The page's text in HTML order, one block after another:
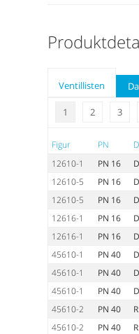
Ventillisten
1 2 3
Figur PN
12610-1 PN 16
12610-5
PN 16
12610-5
PN 16
12616-1
PN 16
12616-1
PN 16
45610-1
PN 40
45610-1
PN 40
45610-1
PN 40
45610-2
PN 40
45610-2
PN 40